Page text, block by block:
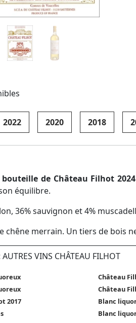
2022 2020 2018
de Château Filhot
équilibre.
36% sauvignon et 4%
chêne merrain. Un tiers de bois
VINS CHÂTEAU FILHOT
Château
Château
2017
Blanc
Blanc